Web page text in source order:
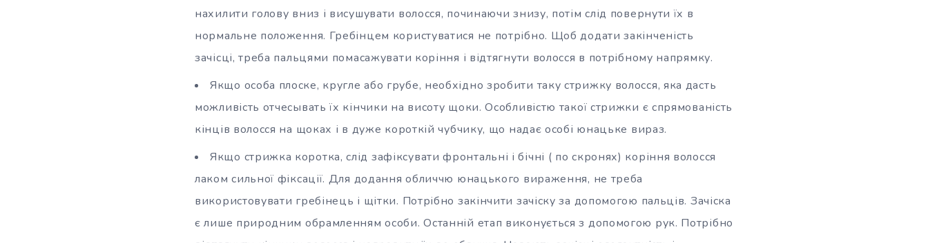
нахилити голову вниз і висушувати волосся, починаючи знизу, потім слід повернути їх в
нормальне положення. Гребінцем користуватися не потрібно. Щоб додати закінченість
зачісці, треба пальцями помасажувати коріння і відтягнути волосся в потрібному напрямку.
Якщо особа плоске, кругле або грубе, необхідно зробити таку стрижку волосся, яка дасть
можливість отчесывать їх кінчики на висоту щоки. Особливістю такої стрижки є спрямованість
кінців волосся на щоках і в дуже короткій чубчику, що надає особі юнацьке вираз.
Якщо стрижка коротка, слід зафіксувати фронтальні і бічні ( по скронях) коріння волосся
лаком сильної фіксації. Для додання обличчю юнацького вираження, не треба
використовувати гребінець і щітки. Потрібно закінчити зачіску за допомогою пальців. Зачіска
є лише природним обрамленням особи. Останній етап виконується з допомогою рук. Потрібно